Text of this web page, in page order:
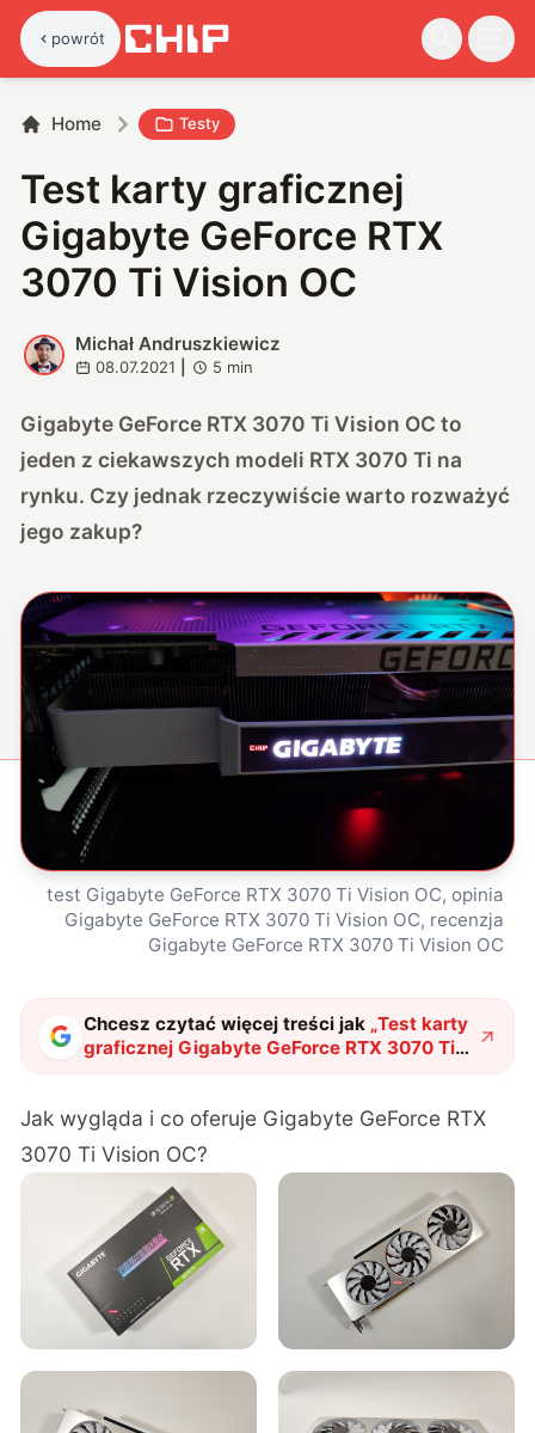
powrót
Home Testy
Test karty graficznej
Gigabyte GeForce RTX
3070 Ti Vision OC
M
Michał Andruszkiewicz
08.07.2021 5 min
Gigabyte GeForce RTX 3070 Ti Vision OC to
jeden z ciekawszych modeli RTX 3070 Ti na
rynku. Czy jednak rzeczywiście warto rozważyć
jego zakup?
test Gigabyte GeForce RTX 3070 Ti Vision OC, opinia
Gigabyte GeForce RTX 3070 Ti Vision OC, recenzja
Gigabyte GeForce RTX 3070 Ti Vision OC
Chcesz czytać więcej treści jak „Test karty
graficznej Gigabyte GeForce RTX 3070 Ti
Vision OC"?
Jak wygląda i co oferuje Gigabyte GeForce RTX
3070 Ti Vision OC?